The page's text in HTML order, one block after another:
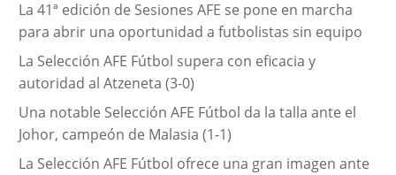
a
s
La 41ª edición de Sesiones AFE se pone en marcha
para abrir una oportunidad a futbolistas sin equipo
La Selección AFE Fútbol supera con eficacia y
autoridad al Atzeneta (3-0)
Una notable Selección AFE Fútbol da la talla ante el
Johor, campeón de Malasia (1-1)
La Selección AFE Fútbol ofrece una gran imagen ante